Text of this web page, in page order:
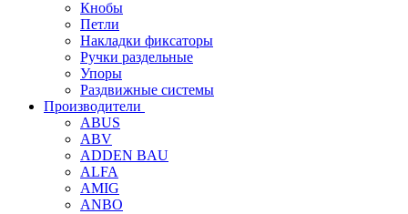
Кнобы
Петли
Накладки фиксаторы
Ручки раздельные
Упоры
Раздвижные системы
Производители
ABUS
ABV
ADDEN BAU
ALFA
AMIG
ANBO